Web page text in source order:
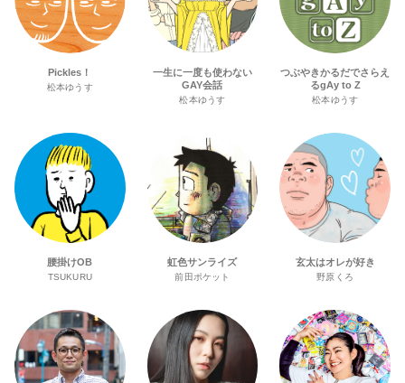
Pickles！
松本ゆうす
一生に一度も使わない
GAY会話
松本ゆうす
つぶやきかるだでさらえ
るgAy to Z
松本ゆうす
腰掛けOB
TSUKURU
虹色サンライズ
前田ポケット
玄太はオレが好き
野原くろ